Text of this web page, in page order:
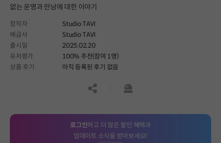
없는 운명과 만남에 대한 이야기
창작자
Studio TAVI
배급사
Studio TAVI
출시일
2025.02.20
유저평가
100% 추천(참여 1명)
상품 후기
아직 등록된 후기 없음
공유하기신고하기
로그인하고 더 많은 할인 혜택과
업데이트 소식을 받아보세요!